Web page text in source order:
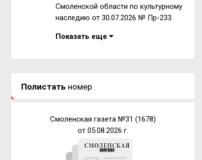
Смоленской области по культурному
наследию от 30.07.2026 № Пр-233
Показать еще
Полистать номер
Смоленская газета №31 (1678)
от 05.08.2026 г.